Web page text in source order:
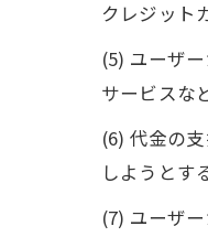
クレジット
(5) ユーザ
サービスな
(6) 代金の
しようとす
(7) ユーザ